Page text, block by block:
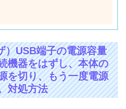
）USB端子の電源容量
機器をはずし、本体の
を切り、もう一度電源
対処方法